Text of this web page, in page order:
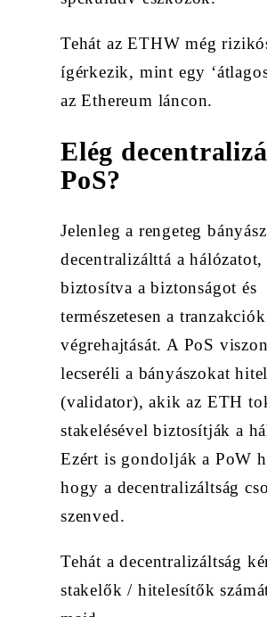
Tehát az ETHW még
ígérkezik, mint egy
az Ethereum láncon.
Elég
PoS?
Jelenleg a rengeteg
decentralizálttá a
biztosítva a biztonságot és
természetesen a tranzakciók
végrehajtását. A PoS
lecseréli a bányászokat
(validator), akik az ETH
stakelésével biztosítják a
Ezért is gondolják a PoW
hogy a decentralizáltság
szenved.
Tehát a decentralizáltság
stakelők / hitelesítők